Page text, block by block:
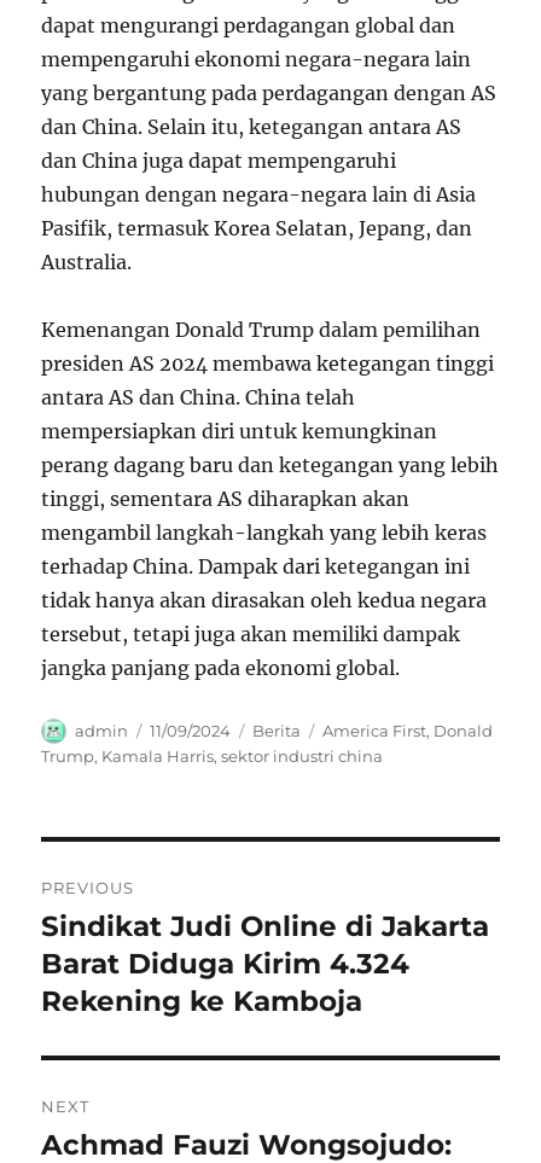
dapat mengurangi perdagangan global dan
mempengaruhi ekonomi negara-negara lain
yang bergantung pada perdagangan dengan AS
dan China. Selain itu, ketegangan antara AS
dan China juga dapat mempengaruhi
hubungan dengan negara-negara lain di Asia
Pasifik, termasuk Korea Selatan, Jepang, dan
Australia.
Kemenangan Donald Trump dalam pemilihan
presiden AS 2024 membawa ketegangan tinggi
antara AS dan China. China telah
mempersiapkan diri untuk kemungkinan
perang dagang baru dan ketegangan yang lebih
tinggi, sementara AS diharapkan akan
mengambil langkah-langkah yang lebih keras
terhadap China. Dampak dari ketegangan ini
tidak hanya akan dirasakan oleh kedua negara
tersebut, tetapi juga akan memiliki dampak
jangka panjang pada ekonomi global.
Author
admin
Posted
on
11/09/2024 Categories
Berita Tags
America First, Donald
Trump, Kamala Harris,sektor industri china
pos
PREVIOUS
Previous
post:
Sindikat Judi Online di Jakarta
Barat Diduga Kirim 4.324
Rekening ke Kamboja
NEXT
Next
Achmad Fauzi Wongsojudo: